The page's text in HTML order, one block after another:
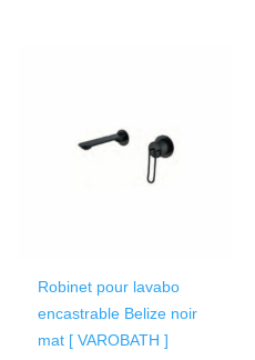
Robinet pour lavabo
encastrable Belize noir
mat [ VAROBATH ]